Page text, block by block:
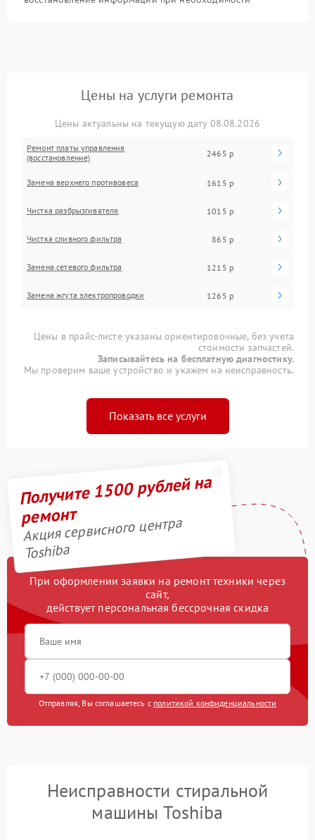
Цены на услуги ремонта
Цены актуальны на текущую дату 08.08.2026
Ремонт платы управления
(восстановление)
2465 р
Замена верхнего противовеса 1615 р
Чистка разбрызгивателя 1015 р
Чистка сливного фильтра 865 р
Замена сетевого фильтра 1215 р
Замена жгута электропроводки 1265 р
Цены в прайс-листе указаны ориентировочные, без учета
стоимости запчастей.
Записывайтесь на бесплатную диагностику.
Мы проверим ваше устройство и укажем на неисправность.
Показать все услуги
Получите 1500 рублей на
ремонт
Акция сервисного центра
Toshiba
При оформлении заявки на ремонт техники через
сайт,
действует персональная бессрочная скидка
Отправляя, Вы соглашаетесь с политикой конфиденциальности
Неисправности стиральной
машины Toshiba